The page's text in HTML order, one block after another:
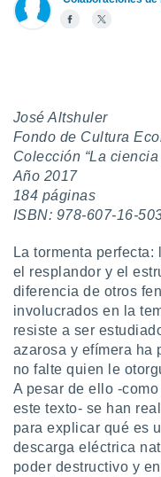
en
de
disponible
cookies
aceptar
de
En
de que
José Altshuler
Fondo de Cultura
Colección “La ciencia
Año 2017
184 páginas
ISBN: 978-607-16-
La tormenta
el resplandor y el
diferencia de otros
involucrados en la
resiste a ser
azarosa y efímera ha
no falte quien le
A pesar de ello -
este texto- se han
para explicar qué es
descarga eléctrica
poder destructivo y